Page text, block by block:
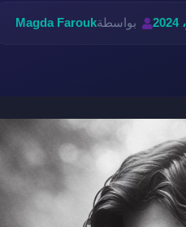
بواسطةMagda Farouk